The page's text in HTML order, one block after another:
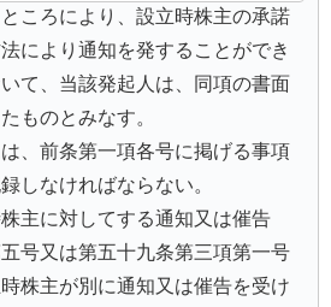
ころにより、設立時株主の承諾
により通知を発することができ
て、当該発起人は、同項の書面
ものとみなす。
、前条第一項各号に掲げる事項
しなければならない。
主に対してする通知又は催告
号又は第五十九条第三項第一号
株主が別に通知又は催告を受け